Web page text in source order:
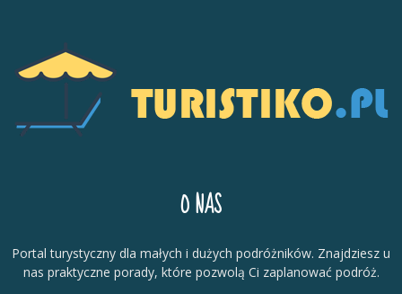
O NAS
Portal turystyczny dla małych i dużych podróżników. Znajdziesz u
nas praktyczne porady, które pozwolą Ci zaplanować podróż.